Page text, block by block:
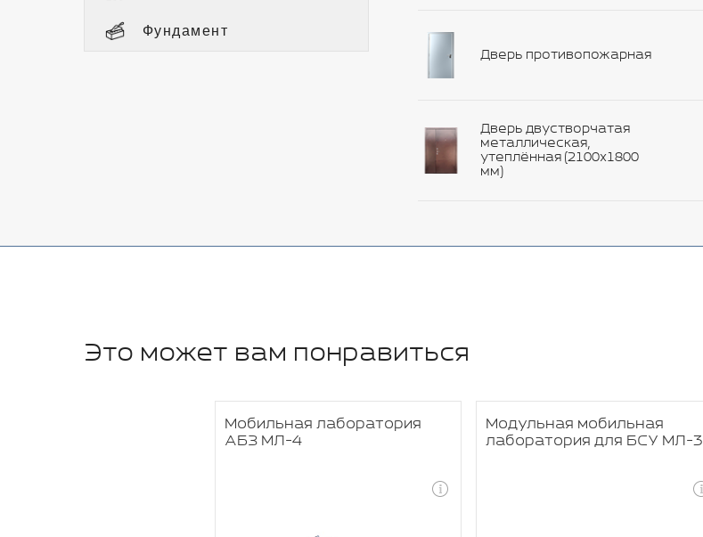
Фундамент
Дверь противопожарная
Дверь двустворчатая
металлическая,
утеплённая (2100х1800
мм)
Это может вам понравиться
Мобильная лаборатория
АБЗ МЛ-4
Модульная мобильная
лаборатория для БСУ МЛ-3